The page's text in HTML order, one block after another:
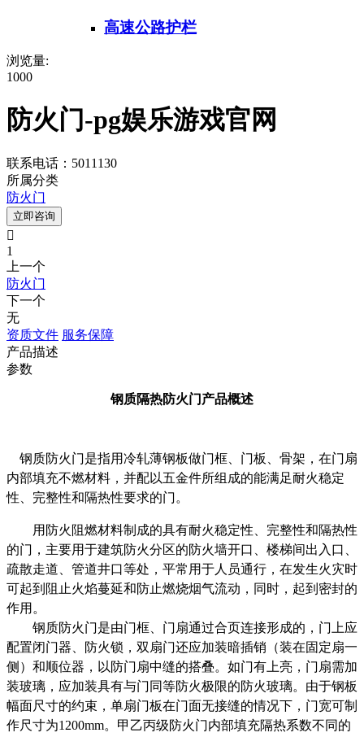
高速公路护栏
浏览量:
1000
防火门-pg娱乐游戏官网
联系电话：5011130
所属分类
防火门
立即咨询

1
上一个
防火门
下一个
无
资质文件 服务保障
产品描述
参数
钢质隔热防火门产品概述
钢质防火门是指用冷轧薄钢板做门框、门板、骨架，在门扇
内部填充不燃材料，并配以五金件所组成的能满足耐火稳定
性、完整性和隔热性要求的门。
用防火阻燃材料制成的具有耐火稳定性、完整性和隔热性
的门，主要用于建筑防火分区的防火墙开口、楼梯间出入口、
疏散走道、管道井口等处，平常用于人员通行，在发生火灾时
可起到阻止火焰蔓延和防止燃烧烟气流动，同时，起到密封的
作用。
钢质防火门是由门框、门扇通过合页连接形成的，门上应
配置闭门器、防火锁，双扇门还应加装暗插销（装在固定扇一
侧）和顺位器，以防门扇中缝的搭叠。如门有上亮，门扇需加
装玻璃，应加装具有与门同等防火极限的防火玻璃。由于钢板
幅面尺寸的约束，单扇门板在门面无接缝的情况下，门宽可制
作尺寸为1200mm。甲乙丙级防火门内部填充隔热系数不同的